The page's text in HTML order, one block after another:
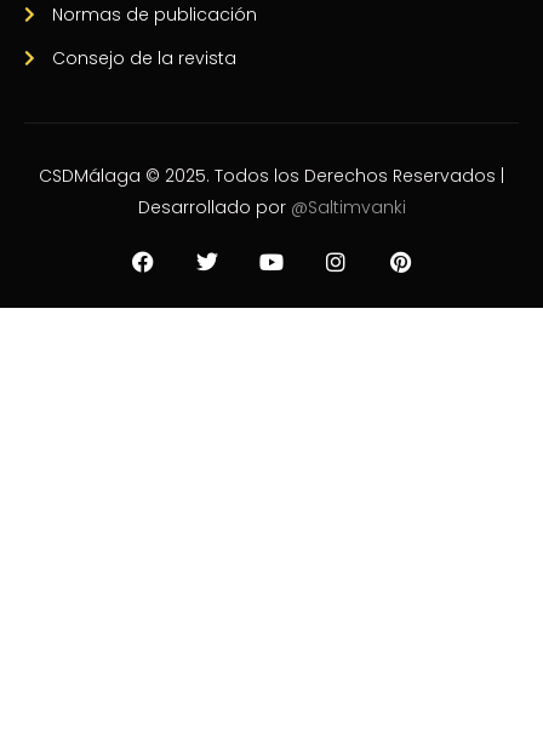
Normas de publicación
Consejo de la revista
CSDMálaga © 2025. Todos los Derechos Reservados |
Desarrollado por @Saltimvanki